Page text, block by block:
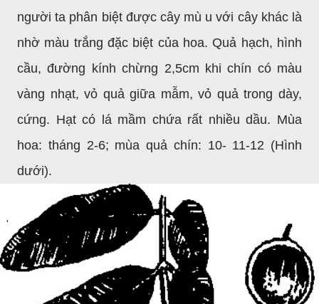
người ta phân biệt được cây mù u với cây khác là
nhờ màu trắng đặc biệt của hoa. Quả hạch, hình
cầu, đường kính chừng 2,5cm khi chín có màu
vàng nhạt, vỏ quả giữa mẫm, vỏ quả trong dày,
cứng. Hạt có lá mầm chứa rất nhiều dầu. Mùa
hoa: tháng 2-6; mùa quả chín: 10- 11-12 (Hình
dưới).